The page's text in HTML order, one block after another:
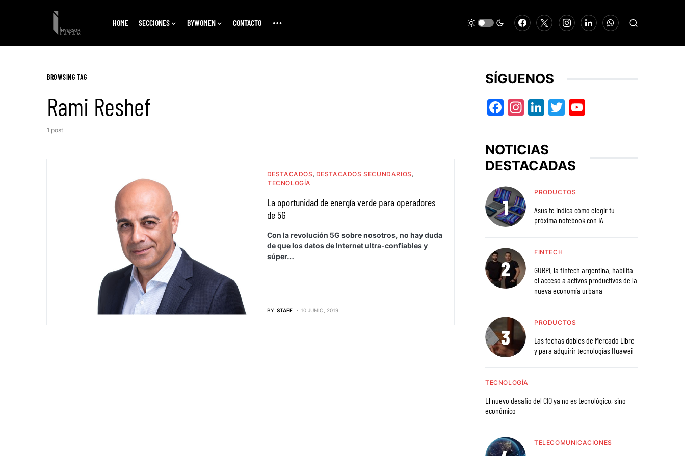
HOME SECCIONES BYWOMEN CONTACTO
BROWSING TAG
Rami Reshef
1 post
DESTACADOS DESTACADOS SECUNDARIOS
TECNOLOGÍA
La oportunidad de energía verde para operadores
de 5G
Con la revolución 5G sobre nosotros, no hay duda
de que los datos de Internet ultra-confiables y
súper…
BY STAFF 10 JUNIO, 2019
SÍGUENOS
Facebook
Instagram
LinkedIn
Twitter
NOTICIAS
DESTACADAS
PRODUCTOS
Asus te indica cómo elegir tu
próxima notebook con IA
FINTECH
GURPI, la fintech argentina, habilita
el acceso a activos productivos de la
nueva economía urbana
PRODUCTOS
Las fechas dobles de Mercado Libre
y para adquirir tecnologías Huawei
TECNOLOGÍA
El nuevo desafío del CIO ya no es tecnológico, sino
económico
TELECOMUNICACIONES